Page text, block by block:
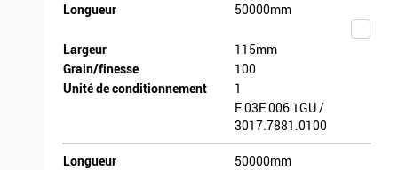
Longueur 50000mm
Largeur
115mm
Grain/finesse
100
Unité de conditionnement
1
F 03E 006 1GU /
3017.7881.0100
Longueur 50000mm